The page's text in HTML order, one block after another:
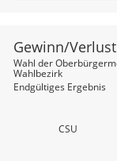
CSU
Gewinn/Verlust
Wahl der
Wahlbezirk
Endgültiges Ergebnis